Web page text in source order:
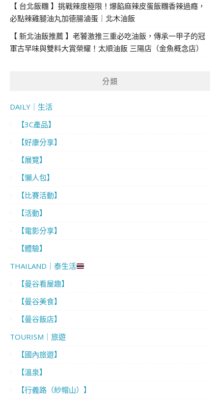
【 台北飯糰 】挑戰辣度極限！爆餡麻辣皮蛋飯糰香辣過癮，
必點辣雞腿油丸加德腸滷蛋｜北木油飯
【 新北油飯推薦 】老饕激推三重必吃油飯，傳承一甲子的冠
軍古早味與雙料大賞榮耀！太順油飯 三陽店（金魚概念店）
分類
DAILY｜生活
【3C產品】
【好康分享】
【展覽】
【懶人包】
【比賽活動】
【活動】
【電影分享】
【體驗】
THAILAND｜泰生活
【曼谷看屋趣】
【曼谷美食】
【曼谷飯店】
TOURISM｜旅遊
【國內旅遊】
【溫泉】
【行義路（紗帽山）】